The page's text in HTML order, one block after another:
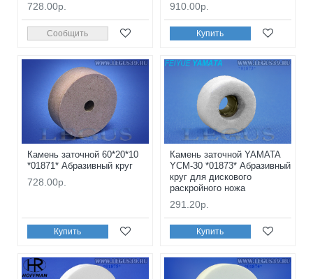
728.00р.
Сообщить
910.00р.
Купить
Камень заточной 60*20*10
*01871* Абразивный круг
728.00р.
Купить
Камень заточной YAMATA
YCM-30 *01873* Абразивный
круг для дискового
раскройного ножа
291.20р.
Купить